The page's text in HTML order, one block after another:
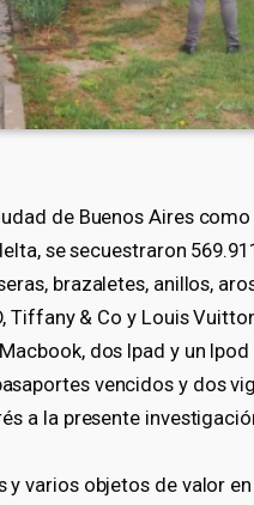
de Buenos Aires
se secuestraron
brazaletes, anillos,
Tiffany & Co y Louis
dos Ipad y un
vencidos y dos
a la presente
varios objetos de valor